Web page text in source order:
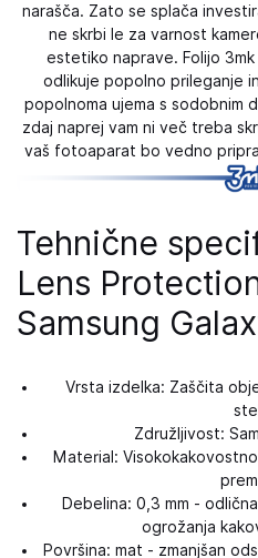
narašča. Zato se splača
ne skrbi le za varnost
estetiko naprave. Folijo
odlikuje popolno prileganje
popolnoma ujema s sodobnim
zdaj naprej vam ni več treba
vaš fotoaparat bo vedno
Tehnične
Lens
Samsung
Vrsta izdelka: Zaščita
Združljivost:
Material:
Debelina: 0,3 mm -
ogrožanja
Površina: mat - zmanjšan